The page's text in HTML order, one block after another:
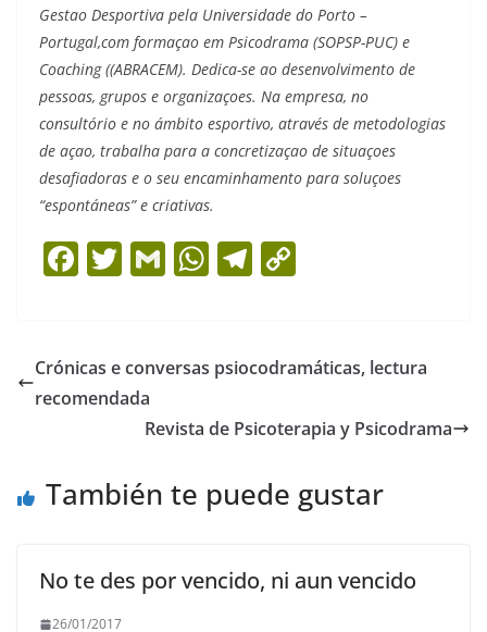
Gestao Desportiva pela Universidade do Porto –
Portugal,com formaçao em Psicodrama (SOPSP-PUC) e
Coaching ((ABRACEM). Dedica-se ao desenvolvimento de
pessoas, grupos e organizaçoes. Na empresa, no
consultório e no ámbito esportivo, através de metodologias
de açao, trabalha para a concretizaçao de situaçoes
desafiadoras e o seu encaminhamento para soluçoes
“espontáneas” e criativas.
F
e
b
k
T
er
G
l
W
s
p
T
gr
m
y
n
Crónicas e conversas psiocodramáticas, lectura
recomendada
Revista de Psicoterapia y Psicodrama
También te puede gustar
No te des por vencido, ni aun vencido
26/01/2017